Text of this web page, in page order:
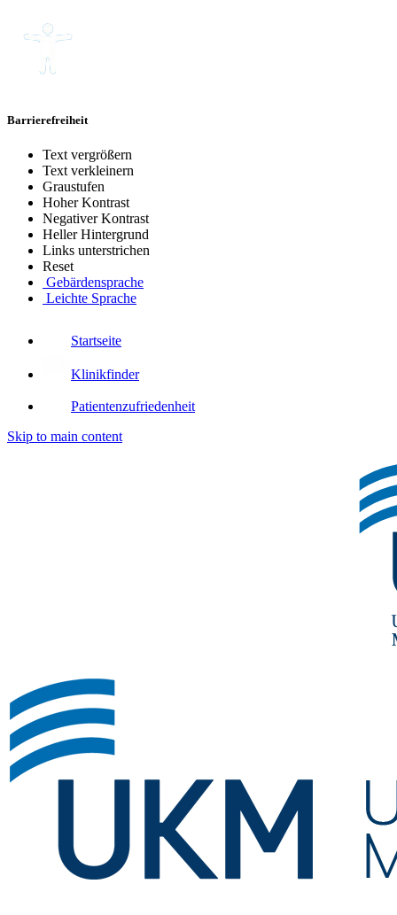
Barrierefreiheit
Text vergrößern
Text verkleinern
Graustufen
Hoher Kontrast
Negativer Kontrast
Heller Hintergrund
Links unterstrichen
Reset
Gebärdensprache
Leichte Sprache
Startseite
Klinikfinder
Patientenzufriedenheit
Skip to main content